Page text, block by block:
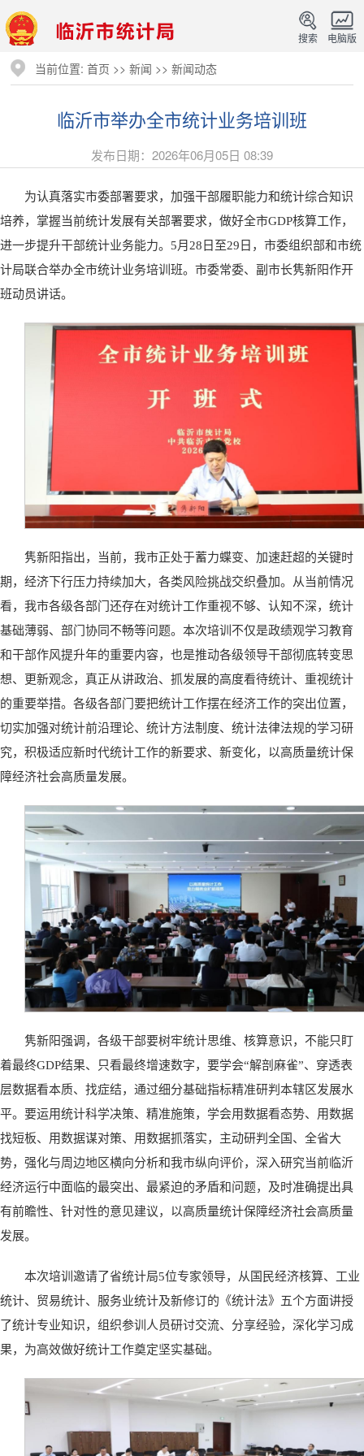
电脑版
搜索
当前位置:首页 >>新闻 >>新闻动态
临沂市举办全市统计业务培训班
发布日期：2026年06月05日 08:39
为认真落实市委部署要求，加强干部履职能力和统计综合知识
培养，掌握当前统计发展有关部署要求，做好全市GDP核算工作，
进一步提升干部统计业务能力。5月28日至29日，市委组织部和市统
计局联合举办全市统计业务培训班。市委常委、副市长隽新阳作开
班动员讲话。
隽新阳指出，当前，我市正处于蓄力蝶变、加速赶超的关键时
期，经济下行压力持续加大，各类风险挑战交织叠加。从当前情况
看，我市各级各部门还存在对统计工作重视不够、认知不深，统计
基础薄弱、部门协同不畅等问题。本次培训不仅是政绩观学习教育
和干部作风提升年的重要内容，也是推动各级领导干部彻底转变思
想、更新观念，真正从讲政治、抓发展的高度看待统计、重视统计
的重要举措。各级各部门要把统计工作摆在经济工作的突出位置，
切实加强对统计前沿理论、统计方法制度、统计法律法规的学习研
究，积极适应新时代统计工作的新要求、新变化，以高质量统计保
障经济社会高质量发展。
隽新阳强调，各级干部要树牢统计思维、核算意识，不能只盯
着最终GDP结果、只看最终增速数字，要学会“解剖麻雀”、穿透表
层数据看本质、找症结，通过细分基础指标精准研判本辖区发展水
平。要运用统计科学决策、精准施策，学会用数据看态势、用数据
找短板、用数据谋对策、用数据抓落实，主动研判全国、全省大
势，强化与周边地区横向分析和我市纵向评价，深入研究当前临沂
经济运行中面临的最突出、最紧迫的矛盾和问题，及时准确提出具
有前瞻性、针对性的意见建议，以高质量统计保障经济社会高质量
发展。
本次培训邀请了省统计局5位专家领导，从国民经济核算、工业
统计、贸易统计、服务业统计及新修订的《统计法》五个方面讲授
了统计专业知识，组织参训人员研讨交流、分享经验，深化学习成
果，为高效做好统计工作奠定坚实基础。